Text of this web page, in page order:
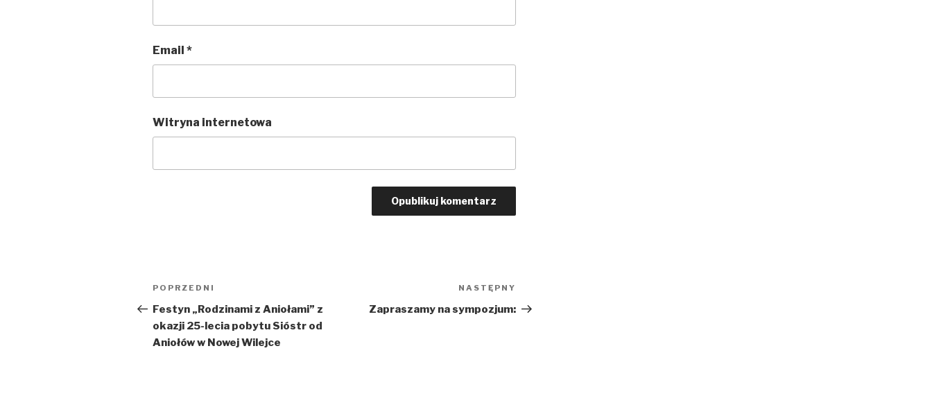
Email *
Witryna internetowa
Nawigacja
wpisu
Poprzedni
wpis
POPRZEDNI
Festyn „Rodzinami z Aniołami” z
okazji 25-lecia pobytu Sióstr od
Aniołów w Nowej Wilejce
wpis
NASTĘPNY
Zapraszamy na sympozjum: